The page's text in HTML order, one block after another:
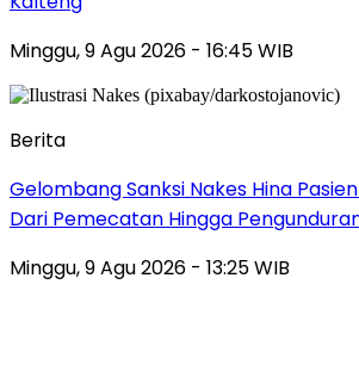
Minggu, 9 Agu 2026 - 16:45 WIB
Berita
Gelombang Sanksi Nakes Hina
Dari Pemecatan Hingga
Minggu, 9 Agu 2026 - 13:25 WIB